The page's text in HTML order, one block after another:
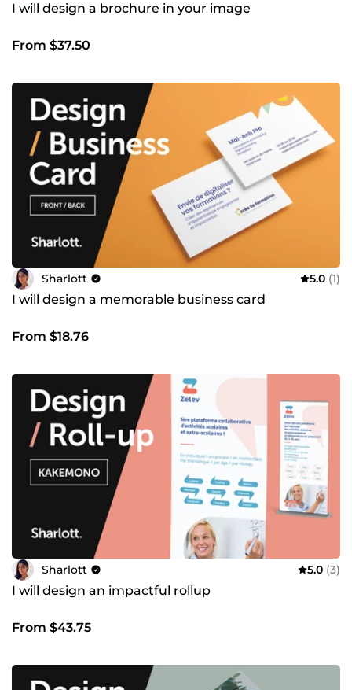
I will design a brochure in your image
From $37.50
Sharlott 5.0 (1)
I will design a memorable business card
From $18.76
Sharlott 5.0 (3)
I will design an impactful rollup
From $43.75